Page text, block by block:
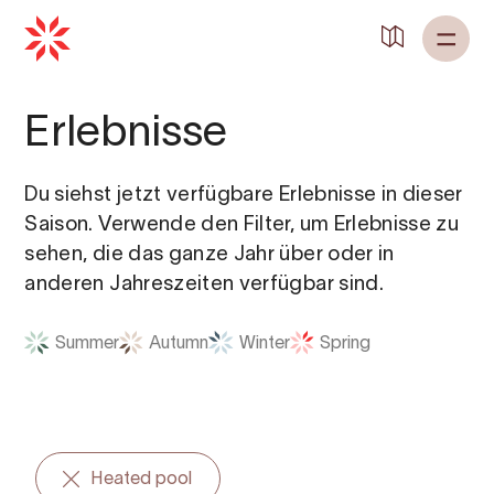
Erlebnisse
Du siehst jetzt verfügbare Erlebnisse in dieser
Saison. Verwende den Filter, um Erlebnisse zu
sehen, die das ganze Jahr über oder in
anderen Jahreszeiten verfügbar sind.
Summer Autumn Winter Spring
Heated pool